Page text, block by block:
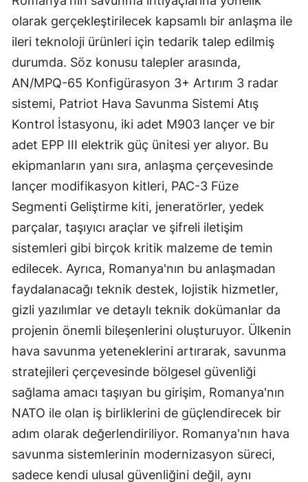
olarak gerçekleştirilecek kapsamlı bir anlaşma ile
ileri teknoloji ürünleri için tedarik talep edilmiş
durumda. Söz konusu talepler arasında,
AN/MPQ-65 Konfigürasyon 3+ Artırım 3 radar
sistemi, Patriot Hava Savunma Sistemi Atış
Kontrol İstasyonu, iki adet M903 lançer ve bir
adet EPP III elektrik güç ünitesi yer alıyor. Bu
ekipmanların yanı sıra, anlaşma çerçevesinde
lançer modifikasyon kitleri, PAC-3 Füze
Segmenti Geliştirme kiti, jeneratörler, yedek
parçalar, taşıyıcı araçlar ve şifreli iletişim
sistemleri gibi birçok kritik malzeme de temin
edilecek. Ayrıca, Romanya'nın bu anlaşmadan
faydalanacağı teknik destek, lojistik hizmetler,
gizli yazılımlar ve detaylı teknik dokümanlar da
projenin önemli bileşenlerini oluşturuyor. Ülkenin
hava savunma yeteneklerini artırarak, savunma
stratejileri çerçevesinde bölgesel güvenliği
sağlama amacı taşıyan bu girişim, Romanya'nın
NATO ile olan iş birliklerini de güçlendirecek bir
adım olarak değerlendiriliyor. Romanya'nın hava
savunma sistemlerinin modernizasyon süreci,
sadece kendi ulusal güvenliğini değil, aynı